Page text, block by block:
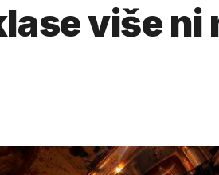
više ni